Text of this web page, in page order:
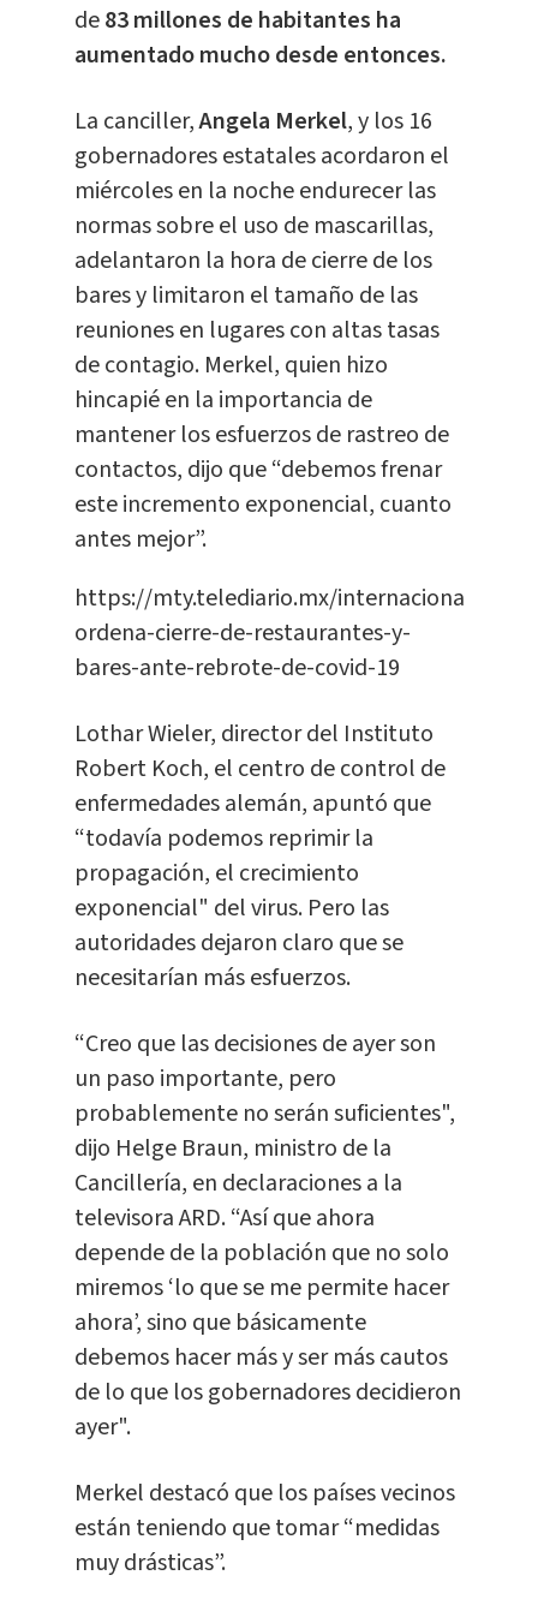
de83 millones de habitantes ha
aumentado mucho desde entonces.
La canciller,Angela Merkel, y los 16
gobernadores estatales acordaron el
miércoles en la noche endurecer las
normas sobre el uso de mascarillas,
adelantaron la hora de cierre de los
bares y limitaron el tamaño de las
reuniones en lugares con altas tasas
de contagio. Merkel, quien hizo
hincapié en la importancia de
mantener los esfuerzos de rastreo de
contactos, dijo que “debemos frenar
este incremento exponencial, cuanto
antes mejor”.
https://mty.telediario.mx/internacional/
ordena-cierre-de-restaurantes-y-
bares-ante-rebrote-de-covid-19
Lothar Wieler, director del Instituto
Robert Koch, el centro de control de
enfermedades alemán, apuntó que
“todavía podemos reprimir la
propagación, el crecimiento
exponencial" del virus. Pero las
autoridades dejaron claro que se
necesitarían más esfuerzos.
“Creo que las decisiones de ayer son
un paso importante, pero
probablemente no serán suficientes",
dijo Helge Braun, ministro de la
Cancillería, en declaraciones a la
televisora ARD. “Así que ahora
depende de la población que no solo
miremos ‘lo que se me permite hacer
ahora’, sino que básicamente
debemos hacer más y ser más cautos
de lo que los gobernadores decidieron
ayer".
Merkel destacó que los países vecinos
están teniendo que tomar “medidas
muy drásticas”.